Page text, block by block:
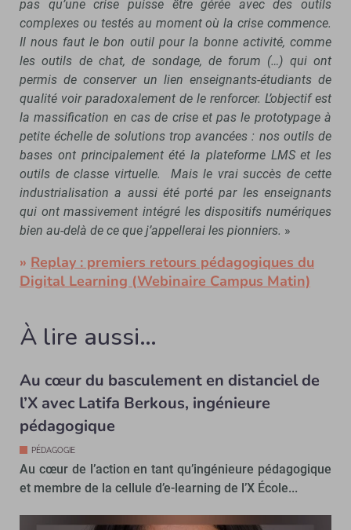
pas qu’une crise puisse être gérée avec des outils
complexes ou testés au moment où la crise commence.
Il nous faut le bon outil pour la bonne activité, comme
les outils de chat, de sondage, de forum (…) qui ont
permis de conserver un lien enseignants-étudiants de
qualité voir paradoxalement de le renforcer. L’objectif est
la massification en cas de crise et pas le prototypage à
petite échelle de solutions trop avancées : nos outils de
bases ont principalement été la plateforme LMS et les
outils de classe virtuelle. Mais le vrai succès de cette
industrialisation a aussi été porté par les enseignants
qui ont massivement intégré les dispositifs numériques
bien au-delà de ce que j’appellerai les pionniers. »
» Replay : premiers retours pédagogiques du
Digital Learning (Webinaire Campus Matin)
À lire aussi…
Au cœur du basculement en distanciel de
l’X avec Latifa Berkous, ingénieure
pédagogique
PÉDAGOGIE
Au cœur de l’action en tant qu’ingénieure pédagogique
et membre de la cellule d’e-learning de l’X École...